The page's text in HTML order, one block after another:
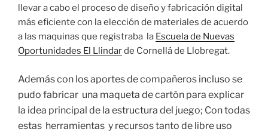
llevar a cabo el proceso de diseño y fabricación digital
más eficiente con la elección de materiales de acuerdo
a las maquinas que registraba la Escuela de Nuevas
Oportunidades El Llindarde Cornellá de Llobregat.
Además con los aportes de compañeros incluso se
pudo fabricar una maqueta de cartón para explicar
la idea principal de la estructura del juego; Con todas
estas herramientas y recursos tanto de libre uso